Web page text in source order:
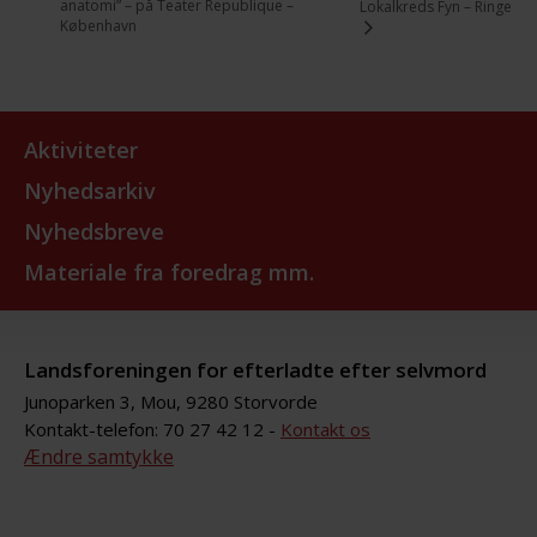
anatomi” – på Teater Republique –
København
Lokalkreds Fyn – Ringe
Aktiviteter
Nyhedsarkiv
Nyhedsbreve
Materiale fra foredrag mm.
Landsforeningen for efterladte efter selvmord
Junoparken 3, Mou, 9280 Storvorde
Kontakt-telefon: 70 27 42 12 - Kontakt os
Ændre samtykke